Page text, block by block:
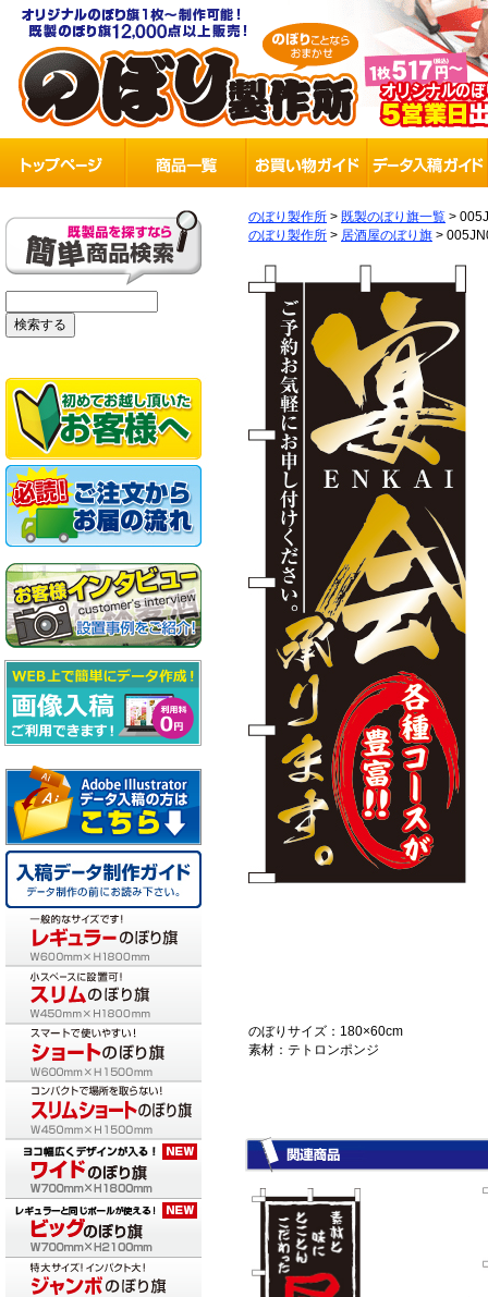
のぼり製作所 > 既製のぼり旗一覧 >
のぼり製作所 > 居酒屋のぼり旗 >
のぼりサイズ：180×60cm
素材：テトロンポンジ